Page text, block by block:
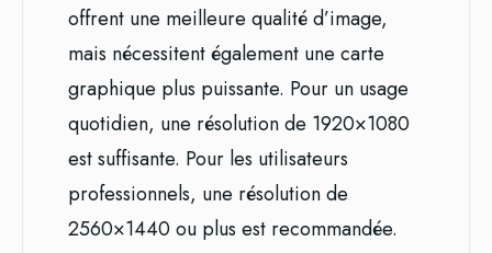
offrent une meilleure qualité d’image,
mais nécessitent également une carte
graphique plus puissante. Pour un usage
quotidien, une résolution de 1920×1080
est suffisante. Pour les utilisateurs
professionnels, une résolution de
2560×1440 ou plus est recommandée.